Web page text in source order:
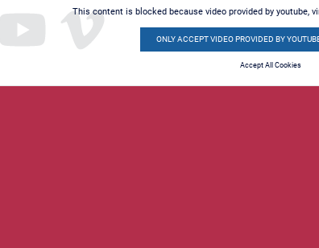
This content is blocked because video provided by youtube,
ONLY ACCEPT VIDEO PROVIDED BY
Accept All Cookies